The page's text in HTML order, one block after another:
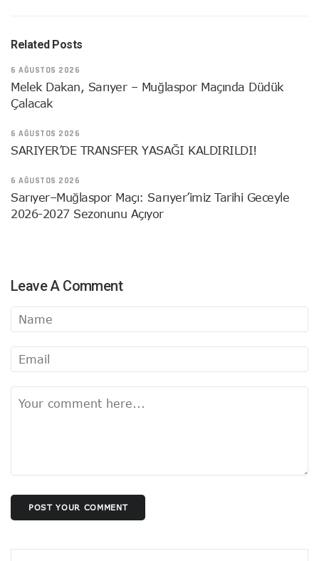
Related Posts
6 AĞUSTOS 2026
Melek Dakan, Sarıyer – Muğlaspor Maçında Düdük
Çalacak
6 AĞUSTOS 2026
SARIYER’DE TRANSFER YASAĞI KALDIRILDI!
6 AĞUSTOS 2026
Sarıyer–Muğlaspor Maçı: Sarıyer’imiz Tarihi Geceyle
2026-2027 Sezonunu Açıyor
Leave A Comment
POST YOUR COMMENT